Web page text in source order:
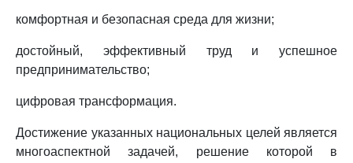
комфортная и безопасная среда для жизни;
достойный, эффективный труд и успешное
предпринимательство;
цифровая трансформация.
Достижение указанных национальных целей является
многоаспектной задачей, решение которой в